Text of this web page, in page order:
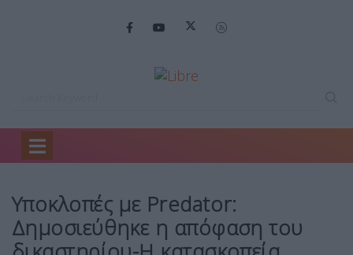
Home
Υποκλοπές με Predator:
Δημοσιεύθηκε η απόφαση του